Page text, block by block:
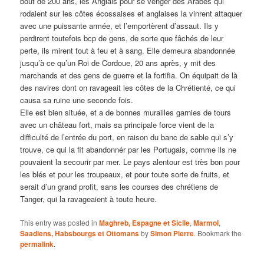
rodaient sur les côtes écossaises et anglaises la vinrent attaquer
avec une puissante armée, et l’emportèrent d’assaut. Ils y
perdirent toutefois bcp de gens, de sorte que fâchés de leur
perte, ils mirent tout à feu et à sang. Elle demeura abandonnée
jusqu’à ce qu’un Roi de Cordoue, 20 ans après, y mit des
marchands et des gens de guerre et la fortifia. On équipait de là
des navires dont on ravageait les côtes de la Chrétienté, ce qui
causa sa ruine une seconde fois.
Elle est bien située, et a de bonnes murailles garnies de tours
avec un château fort, mais sa principale force vient de la
difficulté de l’entrée du port, en raison du banc de sable qui s’y
trouve, ce qui la fit abandonnér par les Portugais, comme ils ne
pouvaient la secourir par mer. Le pays alentour est très bon pour
les blés et pour les troupeaux, et pour toute sorte de fruits, et
serait d’un grand profit, sans les courses des chrétiens de
Tanger, qui la ravageaient à toute heure.
This entry was posted inMaghreb, Espagne et Sicile,Marmol,
Saadiens, Habsbourgs et OttomansbySimon Pierre. Bookmark the
permalink.